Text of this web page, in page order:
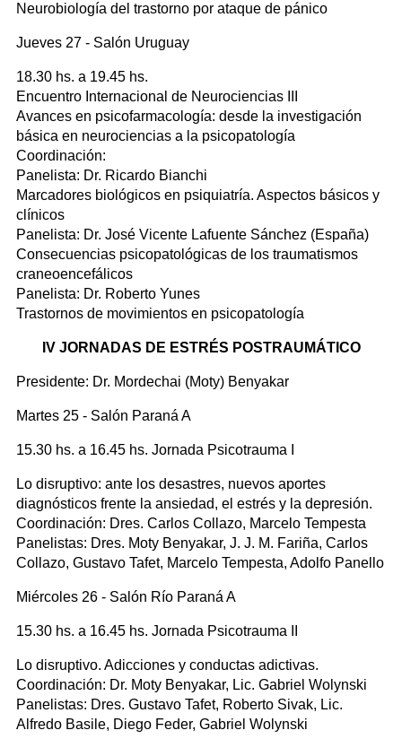
Neurobiología del trastorno por ataque de pánico
Jueves 27 - Salón Uruguay
18.30 hs. a 19.45 hs.
Encuentro Internacional de Neurociencias III
Avances en psicofarmacología: desde la investigación
básica en neurociencias a la psicopatología
Coordinación:
Panelista: Dr. Ricardo Bianchi
Marcadores biológicos en psiquiatría. Aspectos básicos y
clínicos
Panelista: Dr. José Vicente Lafuente Sánchez (España)
Consecuencias psicopatológicas de los traumatismos
craneoencefálicos
Panelista: Dr. Roberto Yunes
Trastornos de movimientos en psicopatología
IV JORNADAS DE ESTRÉS POSTRAUMÁTICO
Presidente: Dr. Mordechai (Moty) Benyakar
Martes 25 - Salón Paraná A
15.30 hs. a 16.45 hs. Jornada Psicotrauma I
Lo disruptivo: ante los desastres, nuevos aportes
diagnósticos frente la ansiedad, el estrés y la depresión.
Coordinación: Dres. Carlos Collazo, Marcelo Tempesta
Panelistas: Dres. Moty Benyakar, J. J. M. Fariña, Carlos
Collazo, Gustavo Tafet, Marcelo Tempesta, Adolfo Panello
Miércoles 26 - Salón Río Paraná A
15.30 hs. a 16.45 hs. Jornada Psicotrauma II
Lo disruptivo. Adicciones y conductas adictivas.
Coordinación: Dr. Moty Benyakar, Lic. Gabriel Wolynski
Panelistas: Dres. Gustavo Tafet, Roberto Sivak, Lic.
Alfredo Basile, Diego Feder, Gabriel Wolynski